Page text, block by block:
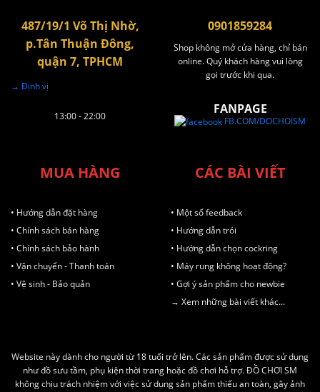
487/19/1 Võ Thị Nhờ,
p.Tân Thuận Đông,
quận 7, TPHCM
→ Định vị
13:00 - 22:00
0901859284
Shop không mở cửa hàng, chỉ bán
online. Quý khách hàng vui lòng
gọi trước khi qua.
FANPAGE
FB.COM/DOCHOISM
MUA HÀNG
• Hướng dẫn đặt hàng
• Chính sách bán hàng
• Chính sách bảo hành
• Vận chuyển - Thanh toán
• Vệ sinh - Bảo quản
CÁC BÀI VIẾT
• Một số feedback
• Hướng dẫn trói
• Hướng dẫn chọn cockring
• Máy rung không hoạt động?
• Gợi ý sản phẩm cho newbie
→ Xem những bài viết khác...
Website này dành cho người từ 18 tuổi trở lên. Các sản phẩm được sử dụng
như đồ sưu tầm, phụ kiện thời trang hoặc đồ chơi hỗ trợ. ĐỒ CHƠI SM
không chịu trách nhiệm với việc sử dụng sản phẩm thiếu an toàn, gây ảnh